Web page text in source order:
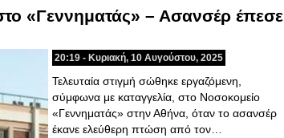
«Γεννηματάς» – Ασανσέρ έπεσε
20:19 - Κυριακή, 10 Αυγούστου, 2025
Τελευταία στιγμή σώθηκε εργαζόμενη,
σύμφωνα με καταγγελία, στο Νοσοκομείο
«Γεννηματάς» στην Αθήνα, όταν το ασανσέρ
έκανε ελεύθερη πτώση από τον…